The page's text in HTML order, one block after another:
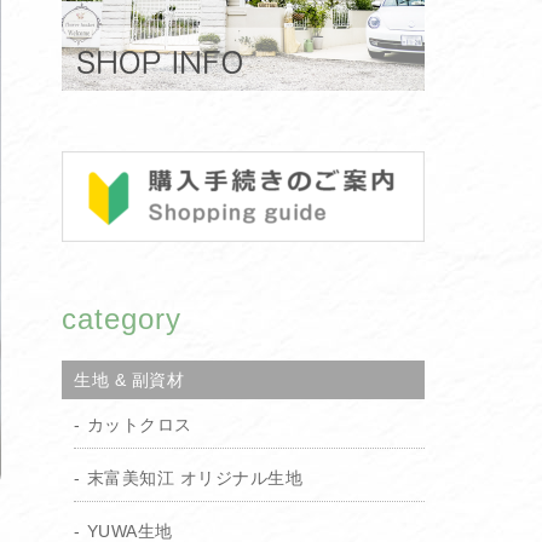
category
生地 & 副資材
カットクロス
末富美知江 オリジナル生地
YUWA生地